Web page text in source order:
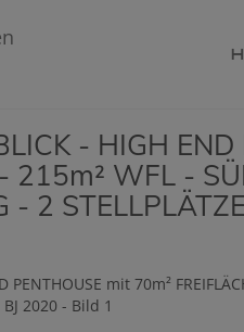
- HIGH
215m² WFL -
- 2